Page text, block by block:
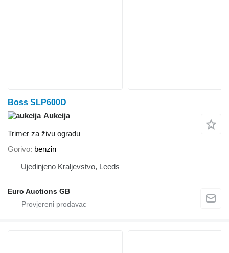
Boss SLP600D
Aukcija
Trimer za živu ogradu
Gorivo benzin
Ujedinjeno Kraljevstvo, Leeds
Euro Auctions GB